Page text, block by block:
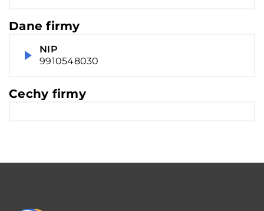
Dane firmy
NIP
9910548030
Cechy firmy